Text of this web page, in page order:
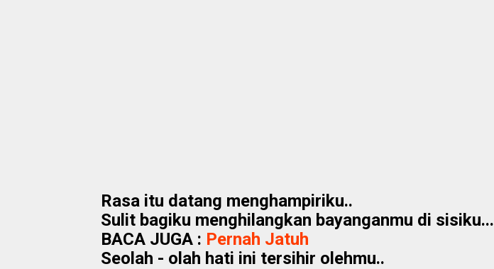
Rasa itu datang menghampiriku..
Sulit bagiku menghilangkan bayanganmu di sisiku...
BACA JUGA : ‎Pernah Jatuh
Seolah - olah hati ini tersihir olehmu..